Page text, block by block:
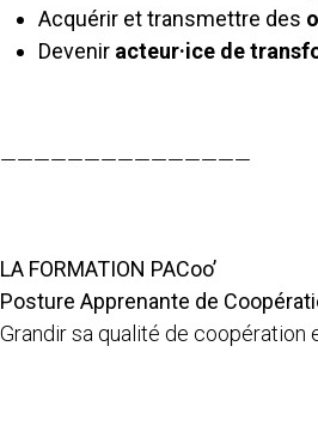
Acquérir et transmettre des
Devenir acteur·ice de
———————————————
LA FORMATION PACoo’
Posture Apprenante de
Grandir sa qualité de